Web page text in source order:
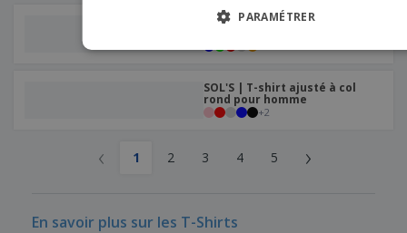
SOL'S | T-shirt col rond
SOL'S | T-shirt ajusté à col
rond pour homme
+2
‹ 1 2 3 4 5 ›
En savoir plus sur les T-Shirts
PARAMÉTRER